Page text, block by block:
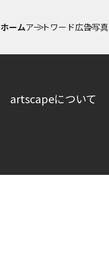
ホームアートワード広告写真
artscapeについて